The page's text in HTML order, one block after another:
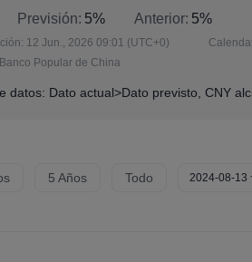
Previsión: 5% Anterior: 5%
12 Jun., 2026 09:01 (UTC+0)
Banco Popular de China
datos: Dato actual>Dato previsto, CNY
5 Años Todo